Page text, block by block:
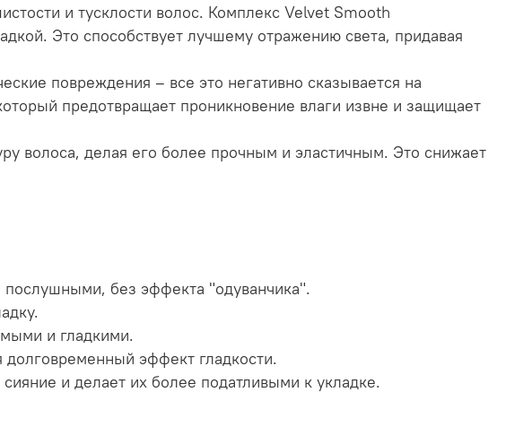
и тусклости волос. Комплекс Velvet Smooth
Это способствует лучшему отражению света, придавая
повреждения – все это негативно сказывается на
предотвращает проникновение влаги извне и защищает
волоса, делая его более прочным и эластичным. Это снижает
послушными, без эффекта "одуванчика".
и гладкими.
эффект гладкости.
и делает их более податливыми к укладке.